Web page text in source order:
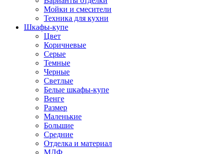
Мойки и смесители
Техника для кухни
Шкафы-купе
Цвет
Коричневые
Серые
Темные
Черные
Светлые
Белые шкафы-купе
Венге
Размер
Маленькие
Большие
Средние
Отделка и материал
МДФ